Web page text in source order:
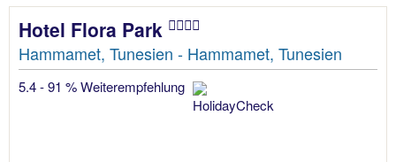
Hotel Flora Park
Hammamet, Tunesien - Hammamet, Tunesien
5.4 - 91 % Weiterempfehlung